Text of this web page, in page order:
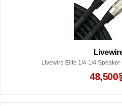
Livewire Elite 1/4-1/4
48,500